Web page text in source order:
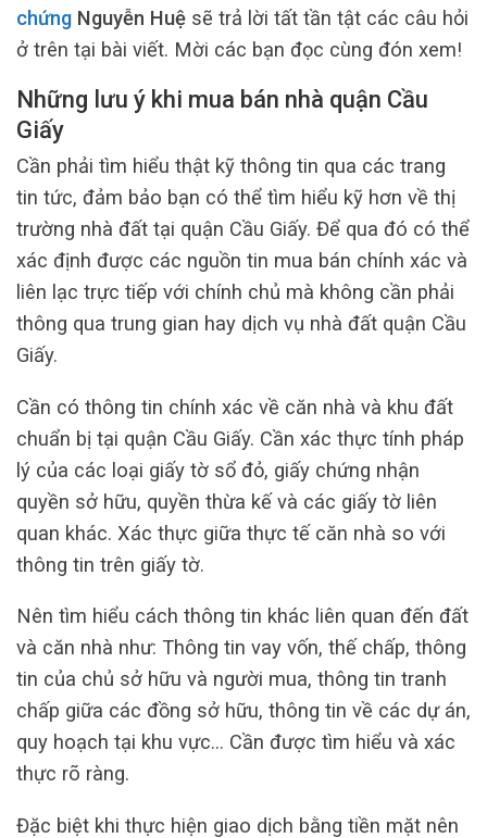
chứng Nguyễn Huệ sẽ trả lời tất tần tật các câu hỏi
ở trên tại bài viết. Mời các bạn đọc cùng đón xem!
Những lưu ý khi mua bán nhà quận Cầu
Giấy
Cần phải tìm hiểu thật kỹ thông tin qua các trang
tin tức, đảm bảo bạn có thể tìm hiểu kỹ hơn về thị
trường nhà đất tại quận Cầu Giấy. Để qua đó có thể
xác định được các nguồn tin mua bán chính xác và
liên lạc trực tiếp với chính chủ mà không cần phải
thông qua trung gian hay dịch vụ nhà đất quận Cầu
Giấy.
Cần có thông tin chính xác về căn nhà và khu đất
chuẩn bị tại quận Cầu Giấy. Cần xác thực tính pháp
lý của các loại giấy tờ sổ đỏ, giấy chứng nhận
quyền sở hữu, quyền thừa kế và các giấy tờ liên
quan khác. Xác thực giữa thực tế căn nhà so với
thông tin trên giấy tờ.
Nên tìm hiểu cách thông tin khác liên quan đến đất
và căn nhà như: Thông tin vay vốn, thế chấp, thông
tin của chủ sở hữu và người mua, thông tin tranh
chấp giữa các đồng sở hữu, thông tin về các dự án,
quy hoạch tại khu vực… Cần được tìm hiểu và xác
thực rõ ràng.
Đặc biệt khi thực hiện giao dịch bằng tiền mặt nên